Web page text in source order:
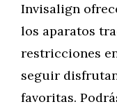
Invisalign
los aparatos
restricciones
seguir
favoritas.